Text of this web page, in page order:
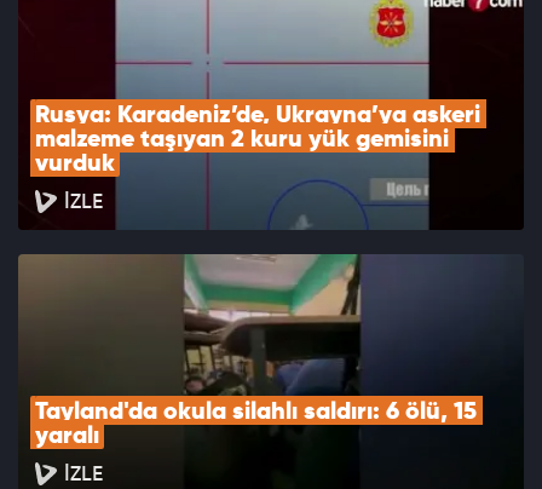
Rusya: Karadeniz’de, Ukrayna’ya askeri
malzeme taşıyan 2 kuru yük gemisini
vurduk
İZLE
Tayland'da okula silahlı saldırı: 6 ölü, 15
yaralı
İZLE